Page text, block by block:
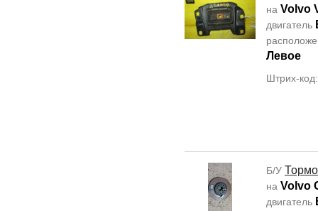
на Volvo
двигатель
Левое
Штрих-
Б/У
на Volvo
двигатель